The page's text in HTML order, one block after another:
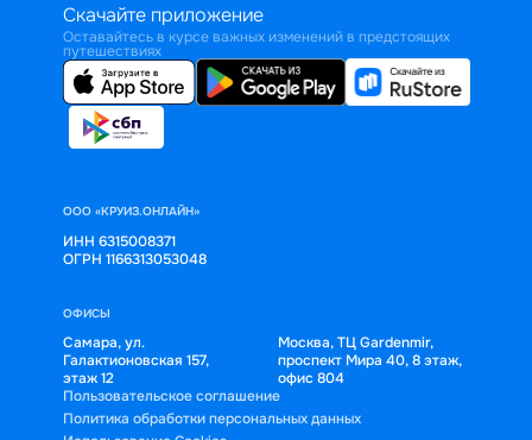
Скачайте приложение
Оставайтесь в курсе важных изменений в предстоящих
путешествиях
ООО «КРУИЗ.ОНЛАЙН»
ИНН 6315008371
ОГРН 1166313053048
ОФИСЫ
Самара, ул.
Галактионовская 157,
этаж 12
Москва, ТЦ Gardenmir,
проспект Мира 40, 8 этаж,
офис 804
Пользовательское соглашение
Политика обработки персональных данных